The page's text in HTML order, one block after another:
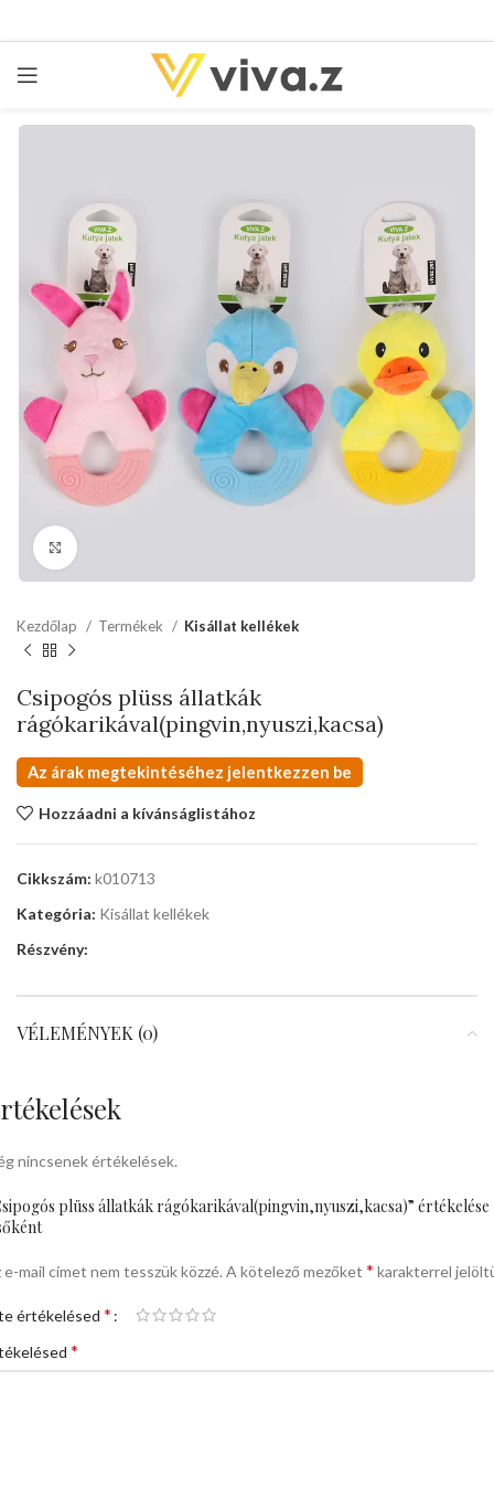
Kezdőlap Termékek Kisállat kellékek
Csipogós plüss állatkák
rágókarikával(pingvin,nyuszi,kacsa)
Az árak megtekintéséhez jelentkezzen be
Hozzáadni a kívánságlistához
Cikkszám: k010713
Kategória: Kisállat kellékek
Részvény:
VÉLEMÉNYEK (0)
nincsenek értékelések.
plüss állatkák rágókarikával(pingvin,nyuszi,kacsa)” értékelése
e-mail címet nem tesszük közzé. A kötelező mezőket * karakterrel
értékelésed *
*